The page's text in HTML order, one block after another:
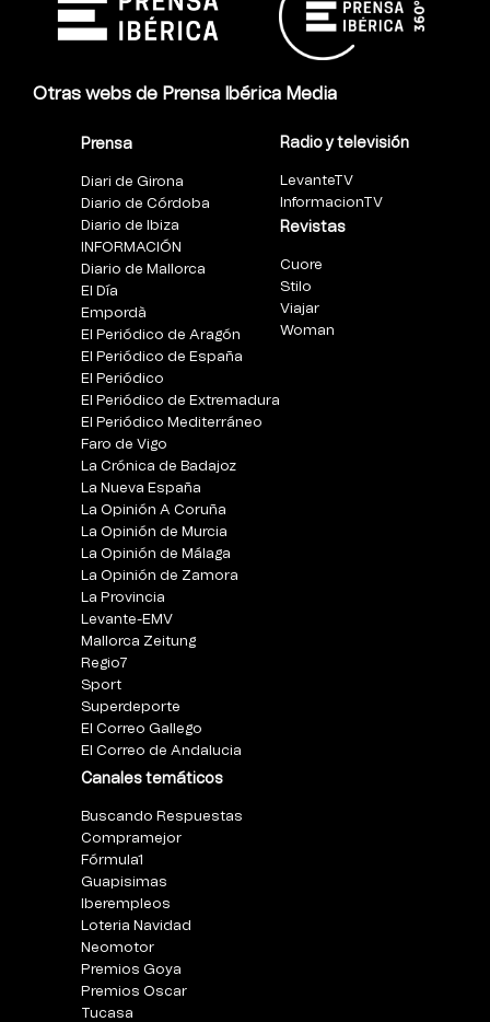
Otras webs de Prensa Ibérica Media
Prensa
Diari de Girona
Diario de Córdoba
Diario de Ibiza
INFORMACIÓN
Diario de Mallorca
El Día
Empordà
El Periódico de Aragón
El Periódico de España
El Periódico
El Periódico de Extremadura
El Periódico Mediterráneo
Faro de Vigo
La Crónica de Badajoz
La Nueva España
La Opinión A Coruña
La Opinión de Murcia
La Opinión de Málaga
La Opinión de Zamora
La Provincia
Levante-EMV
Mallorca Zeitung
Regio7
Sport
Superdeporte
El Correo Gallego
El Correo de Andalucia
Canales temáticos
Buscando Respuestas
Compramejor
Fórmula1
Guapisimas
Iberempleos
Loteria Navidad
Neomotor
Premios Goya
Premios Oscar
Tucasa
Radio y televisión
LevanteTV
InformacionTV
Revistas
Cuore
Stilo
Viajar
Woman